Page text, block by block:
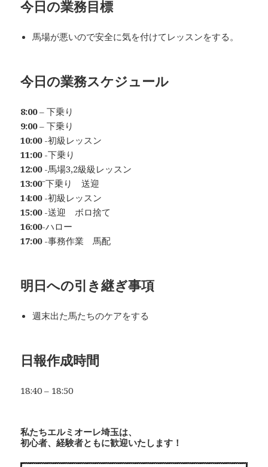
今日の業務目標
馬場が悪いので安全に気を付けてレッスンをする。
今日の業務スケジュール
8:00– 下乗り
9:00– 下乗り
10:00-初級レッスン
11:00-下乗り
12:00-馬場3,2級級レッスン
13:00⁻下乗り 送迎
14:00-初級レッスン
15:00-送迎 ボロ捨て
16:00-ハロー
17:00-事務作業 馬配
明日への引き継ぎ事項
週末出た馬たちのケアをする
日報作成時間
18:40 – 18:50
私たちエルミオーレ埼玉は、
初心者、経験者ともに歓迎いたします！